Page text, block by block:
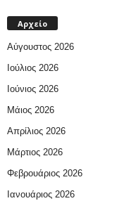
Αρχείο
Αύγουστος 2026
Ιούλιος 2026
Ιούνιος 2026
Μάιος 2026
Απρίλιος 2026
Μάρτιος 2026
Φεβρουάριος 2026
Ιανουάριος 2026